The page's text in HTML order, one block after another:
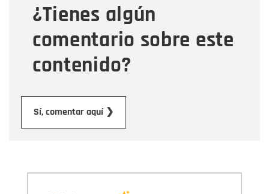
¿Tienes algún
comentario sobre este
contenido?
Sí, comentar aquí ❯
Mensaje